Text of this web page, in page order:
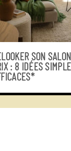
SON
: 8 IDÉES